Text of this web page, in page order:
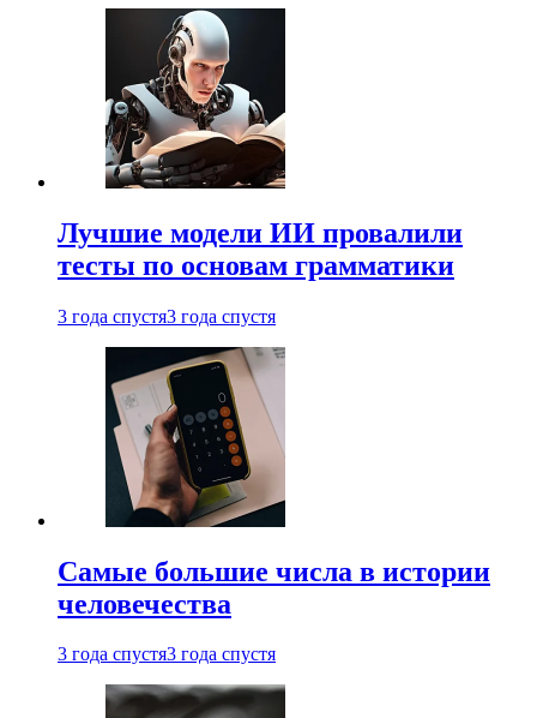
Лучшие модели ИИ провалили
тесты по основам грамматики
3 года спустя3 года спустя
Самые большие числа в истории
человечества
3 года спустя3 года спустя